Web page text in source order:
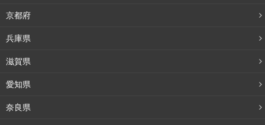
京都府
兵庫県
滋賀県
愛知県
奈良県